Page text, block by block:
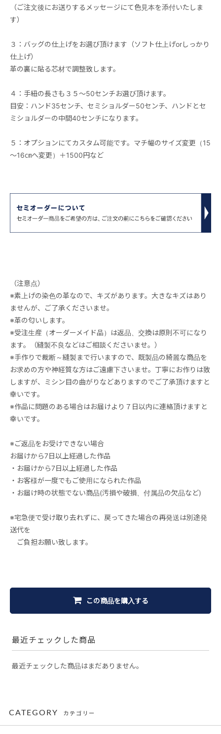
（ご注文後にお送りするメッセージにて色見本を添付いたしま
す）
３：バッグの仕上げをお選び頂けます（ソフト仕上げorしっかり
仕上げ）
革の裏に貼る芯材で調整致します。
４：手紐の長さも３５～50センチお選び頂けます。
目安：ハンド35センチ、セミショルダー50センチ、ハンドとセ
ミショルダーの中間40センチになります。
５：オプションにてカスタム可能です。マチ幅のサイズ変更（15
～16㎝へ変更）＋1500円など
（注意点）
※素上げの染色の革なので、キズがあります。大きなキズはあり
ませんが、ご了承くださいませ。
※革の匂いします。
※受注生産（オーダーメイド品）は返品、交換は原則不可になり
ます。（縫製不良などはご相談くださいませ。）
※手作りで裁断～縫製まで行いますので、既製品の綺麗な商品を
お求めの方や神経質な方はご遠慮下さいませ。丁寧にお作りは致
しますが、ミシン目の曲がりなどありますのでご了承頂けますと
幸いです。
※作品に問題のある場合はお届けより７日以内に連絡頂けますと
幸いです。
※ご返品をお受けできない場合
お届けから7日以上経過した作品
・お届けから7日以上経過した作品
・お客様が一度でもご使用になられた作品
・お届け時の状態でない商品(汚損や破損、付属品の欠品など)
※宅急便で受け取り去れずに、戻ってきた場合の再発送は別途発
送代を
ご負担お願い致します。
この商品を購入する
最近チェックした商品
最近チェックした商品はまだありません。
CATEGORY カテゴリー